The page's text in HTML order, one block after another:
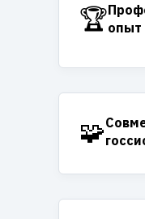
🏆опыт
🧩